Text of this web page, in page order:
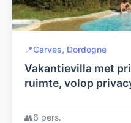
📍Carves, Dordogne
Vakantievilla met
ruimte, volop
👥6 pers.